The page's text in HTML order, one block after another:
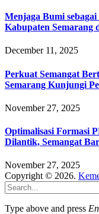
Menjaga Bumi
Kabupaten Semarang
December 11, 2025
Perkuat Semangat
Semarang Kunjungi
November 27, 2025
Optimalisasi Formasi
Dilantik, Semangat
November 27, 2025
Copyright © 2026.
Type above and press